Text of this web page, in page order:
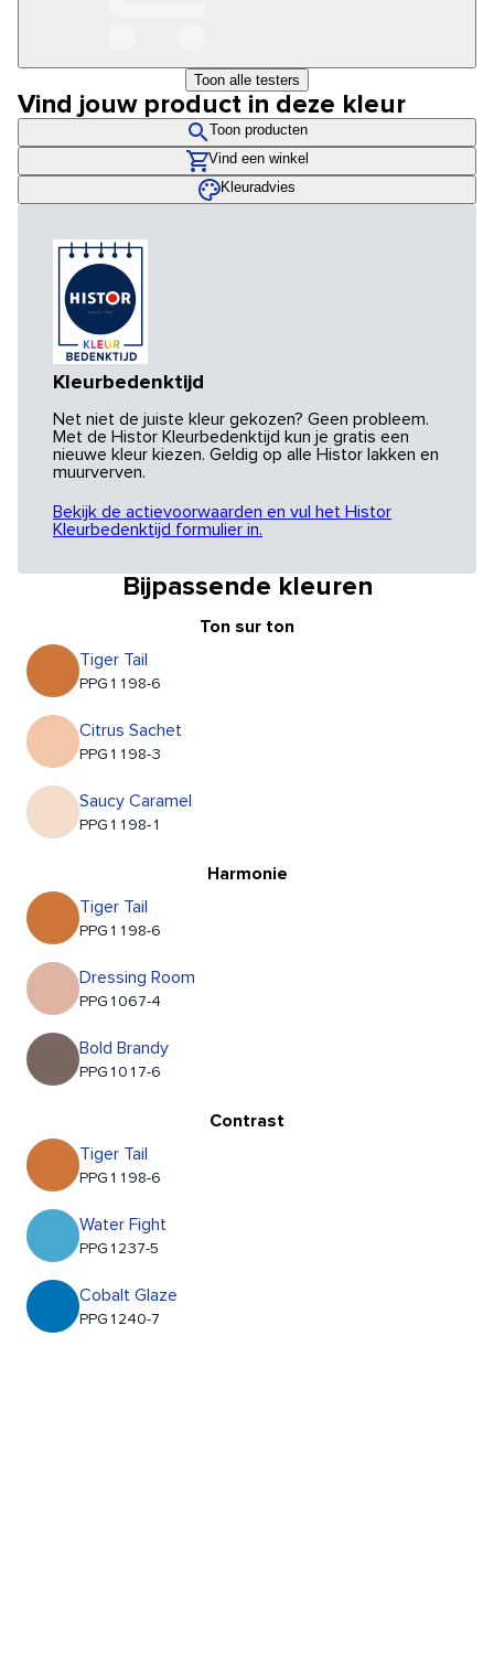
Toon alle testers
Vind jouw product in deze kleur
Toon producten
Vind een winkel
Kleuradvies
Kleurbedenktijd
Net niet de juiste kleur gekozen? Geen probleem.
Met de Histor Kleurbedenktijd kun je gratis een
nieuwe kleur kiezen. Geldig op alle Histor lakken en
muurverven.
Bekijk de actievoorwaarden en vul het Histor
Kleurbedenktijd formulier in.
Bijpassende kleuren
Ton sur ton
Tiger Tail
PPG1198-6
Citrus Sachet
PPG1198-3
Saucy Caramel
PPG1198-1
Harmonie
Tiger Tail
PPG1198-6
Dressing Room
PPG1067-4
Bold Brandy
PPG1017-6
Contrast
Tiger Tail
PPG1198-6
Water Fight
PPG1237-5
Cobalt Glaze
PPG1240-7